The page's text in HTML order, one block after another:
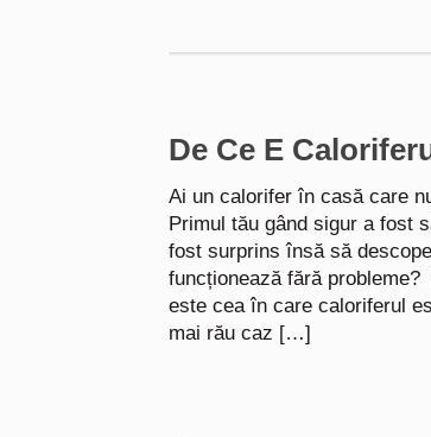
De Ce E
Ai un calorifer în casă care
Primul tău gând sigur a fost
fost surprins însă să
funcționează fără
este cea în care caloriferul
mai rău caz […]